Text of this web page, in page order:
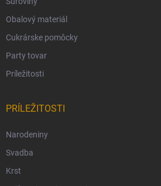
Obalový materiál
Cukrárske pomôcky
Party tovar
Príležitosti
PRÍLEŽITOSTI
Narodeniny
Svadba
Krst